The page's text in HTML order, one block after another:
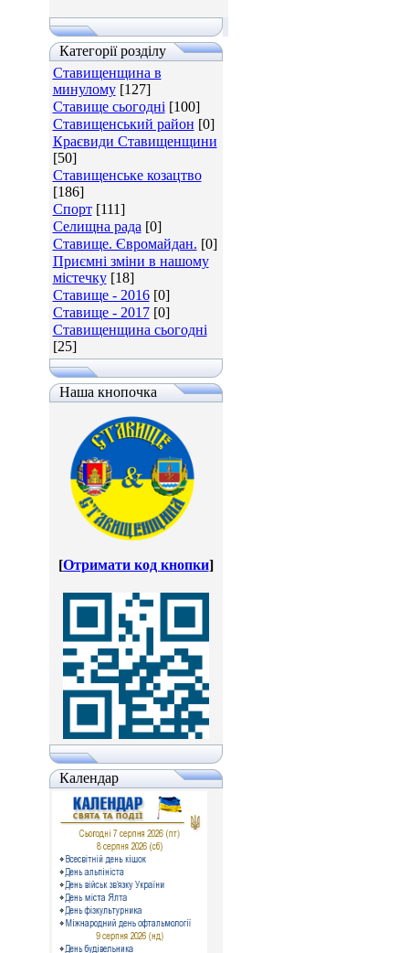
Категорії розділу
Ставищенщина в
минулому [127]
Ставище сьогодні [100]
Ставищенський район [0]
Краєвиди Ставищенщини
[50]
Ставищенське козацтво
[186]
Спорт [111]
Селищна рада [0]
Ставище. Євромайдан. [0]
Приємні зміни в нашому
містечку [18]
Ставище - 2016 [0]
Ставище - 2017 [0]
Ставищенщина сьогодні
[25]
Наша кнопочка
[Отримати код кнопки]
Календар